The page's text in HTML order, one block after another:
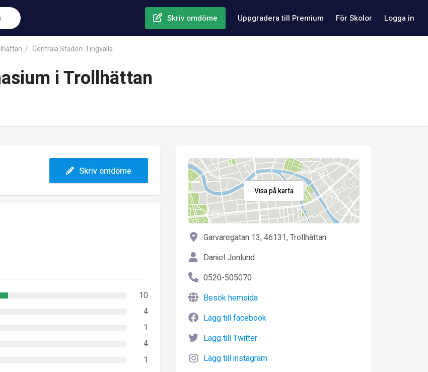
Skriv omdöme Uppgradera till Premium För Skolor Logga in
Centrala Staden-Tingvalla
i Trollhättan
Skriv omdöme
10
4
1
4
1
Visa på karta
Garvaregatan 13, 46131, Trollhättan
Daniel Jonlund
0520-505070
Besök hemsida
Lägg till facebook
Lägg till Twitter
Lägg till instagram